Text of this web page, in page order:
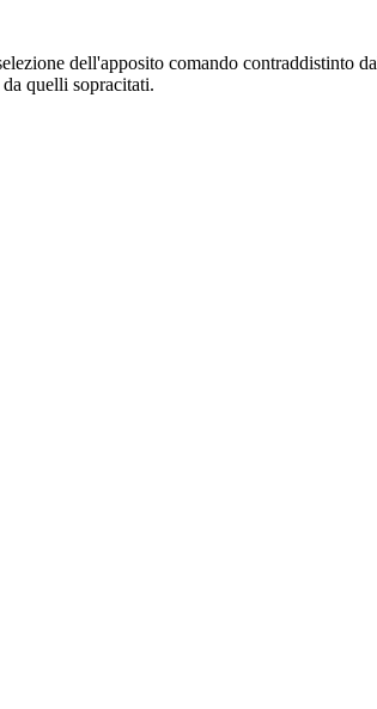
dell'apposito comando contraddistinto
quelli sopracitati.